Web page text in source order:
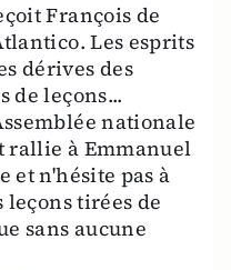
François de
Les esprits
dérives des
de leçons...
nationale
rallie à Emmanuel
et n'hésite pas à
leçons tirées de
sans aucune